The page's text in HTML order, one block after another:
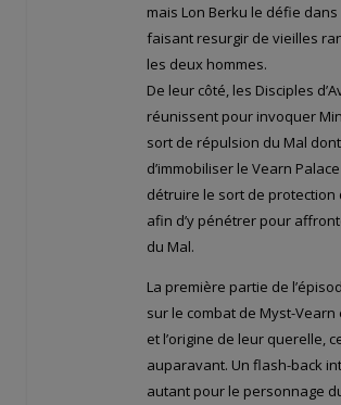
mais Lon Berku le défie
faisant resurgir de vieilles
les deux hommes.
De leur côté, les Disciples
réunissent pour invoquer
sort de répulsion du Mal
d’immobiliser le Vearn
détruire le sort de protection
afin d’y pénétrer pour
du Mal.
La première partie de
sur le combat de Myst-Vearn
et l’origine de leur querelle,
auparavant. Un flash-back
autant pour le personnage